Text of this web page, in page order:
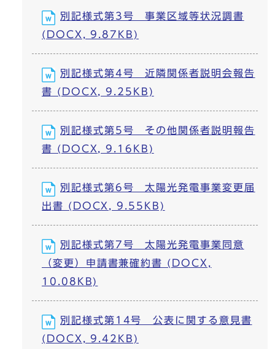
別記様式第3号 事業区域等状況調書
(DOCX, 9.87KB)
別記様式第4号 近隣関係者説明会報告
書 (DOCX, 9.25KB)
別記様式第5号 その他関係者説明報告
書 (DOCX, 9.16KB)
別記様式第6号 太陽光発電事業変更届
出書 (DOCX, 9.55KB)
別記様式第7号 太陽光発電事業同意
（変更）申請書兼確約書 (DOCX,
10.08KB)
別記様式第14号 公表に関する意見書
(DOCX, 9.42KB)